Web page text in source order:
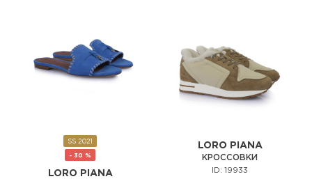
SS 2021
- 30 %
LORO PIANA
LORO PIANA
КРОССОВКИ
ID: 19933